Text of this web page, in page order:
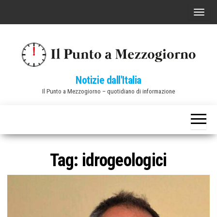
C
a
v
a
Notizie dall'Italia
Il Punto a Mezzogiorno – quotidiano di informazione
Tag: idrogeologici